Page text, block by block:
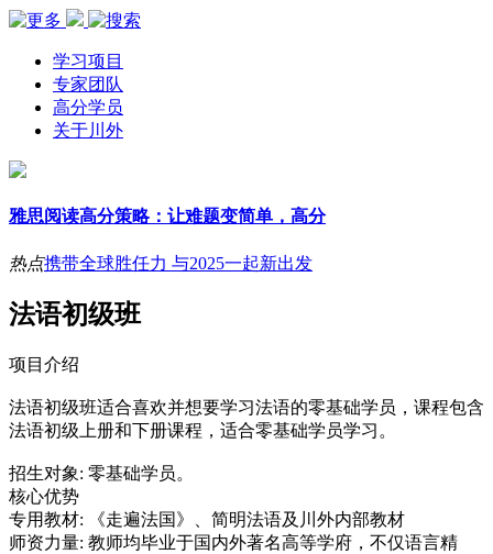
学习项目
专家团队
高分学员
关于川外
雅思阅读高分策略：让难题变简单，高分
热点携带全球胜任力 与2025一起新出发
法语初级班
项目介绍
法语初级班适合喜欢并想要学习法语的零基础学员，课程包含
法语初级上册和下册课程，适合零基础学员学习。
招生对象: 零基础学员。
核心优势
专用教材: 《走遍法国》、简明法语及川外内部教材
师资力量: 教师均毕业于国内外著名高等学府，不仅语言精